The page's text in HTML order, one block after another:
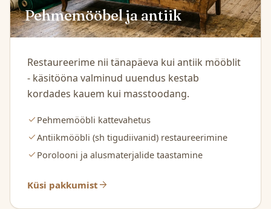
Pehmemööbel ja antiik
Restaureerime nii tänapäeva kui antiik mööblit
- käsitööna valminud uuendus kestab
kordades kauem kui masstoodang.
check Pehmemööbli kattevahetus
checkAntiikmööbli (sh tigudiivanid) restaureerimine
check Porolooni ja alusmaterjalide taastamine
Küsi pakkumist arrow_forward